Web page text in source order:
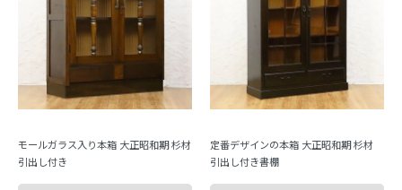
モールガラス入り本箱 大正昭和期 杉材
引出し付き
定番デザインの本箱 大正昭和期 杉材
引出し付き書棚